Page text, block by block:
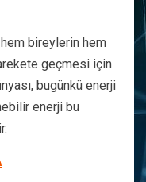
bireylerin hem
geçmesi için
bugünkü enerji
enerji bu